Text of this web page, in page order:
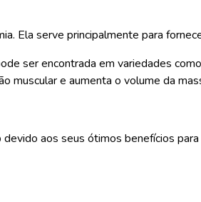
Ela serve principalmente para
ser encontrada em variedades
muscular e aumenta o volume da
aos seus ótimos benefícios